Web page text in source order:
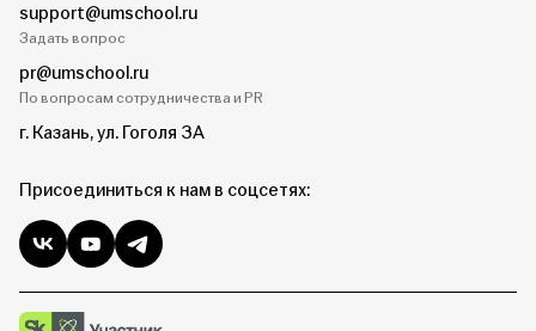
support@umschool.ru
Задать вопрос
pr@umschool.ru
По вопросам сотрудничества и PR
г. Казань, ул. Гоголя 3А
Присоединиться к нам в соцсетях: